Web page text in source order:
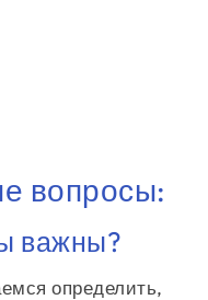
вопросы:
важны?
определить,